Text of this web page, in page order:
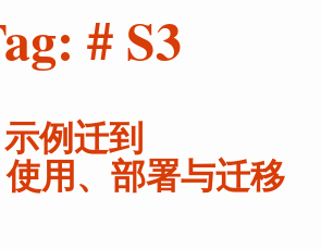
# S3
例迁到
用、部署与迁移